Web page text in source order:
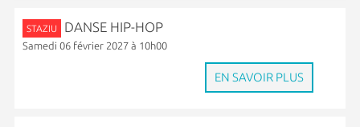
STAZIU DANSE HIP-HOP
Samedi 06 février 2027 à 10h00
EN SAVOIR PLUS